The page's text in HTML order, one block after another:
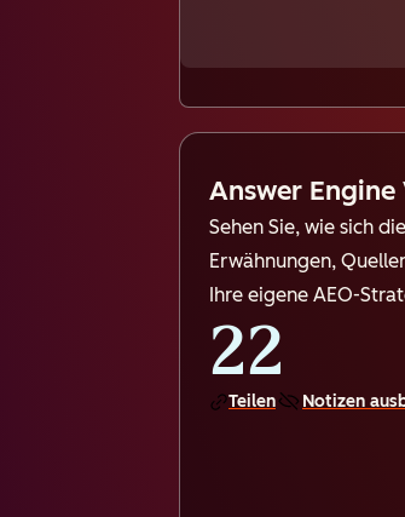
Answer
Sehen Sie, wie sich
Erwähnungen,
Ihre eigene AEO-
22
Teilen
Notizen